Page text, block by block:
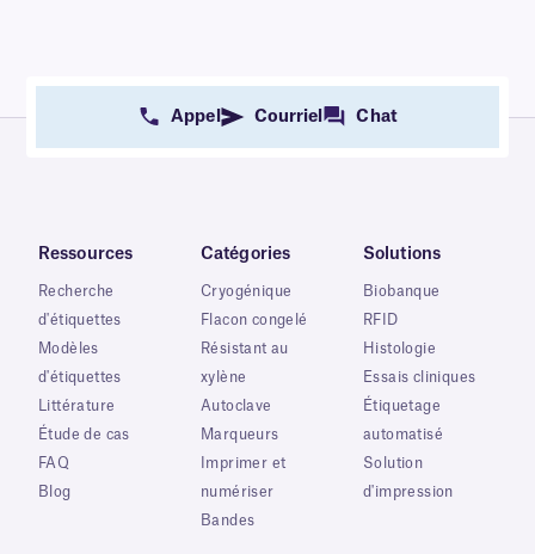
Appel Courriel Chat
Ressources
Recherche
d'étiquettes
Modèles
d'étiquettes
Littérature
Étude de cas
FAQ
Blog
Catégories
Cryogénique
Flacon congelé
Résistant au
xylène
Autoclave
Marqueurs
Imprimer et
numériser
Bandes
Solutions
Biobanque
RFID
Histologie
Essais cliniques
Étiquetage
automatisé
Solution
d'impression